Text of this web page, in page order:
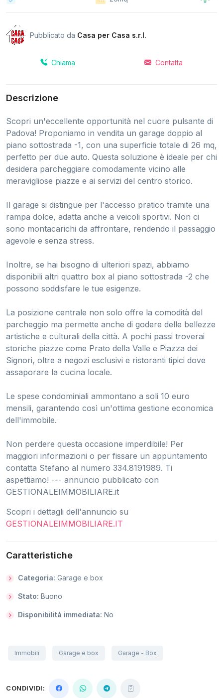
Pubblicato da Casa per Casa s.r.l.
Chiama Contatta
Descrizione
Scopri un'eccellente opportunità nel cuore pulsante di
Padova! Proponiamo in vendita un garage doppio al
piano sottostrada -1, con una superficie totale di 26 mq,
perfetto per due auto. Questa soluzione è ideale per chi
desidera parcheggiare comodamente vicino alle
meravigliose piazze e ai servizi del centro storico.
Il garage si distingue per l'accesso pratico tramite una
rampa dolce, adatta anche a veicoli sportivi. Non ci
sono montacarichi da affrontare, rendendo il passaggio
agevole e senza stress.
Inoltre, se hai bisogno di ulteriori spazi, abbiamo
disponibili altri quattro box al piano sottostrada -2 che
possono soddisfare le tue esigenze.
La posizione centrale non solo offre la comodità del
parcheggio ma permette anche di godere delle bellezze
artistiche e culturali della città. A pochi passi troverai
storiche piazze come Prato della Valle e Piazza dei
Signori, oltre a negozi esclusivi e ristoranti tipici dove
assaporare la cucina locale.
Le spese condominiali ammontano a soli 10 euro
mensili, garantendo così un'ottima gestione economica
dell'immobile.
Non perdere questa occasione imperdibile! Per
maggiori informazioni o per fissare un appuntamento
contatta Stefano al numero 334.8191989. Ti
aspettiamo! --- annuncio pubblicato con
GESTIONALEIMMOBILIARE.it
Scopri i dettagli dell'annuncio su
GESTIONALEIMMOBILIARE.IT
Caratteristiche
Categoria: Garage e box
Stato: Buono
Disponibilità immediata: No
Immobili Garage e box Garage - Box
CONDIVIDI: